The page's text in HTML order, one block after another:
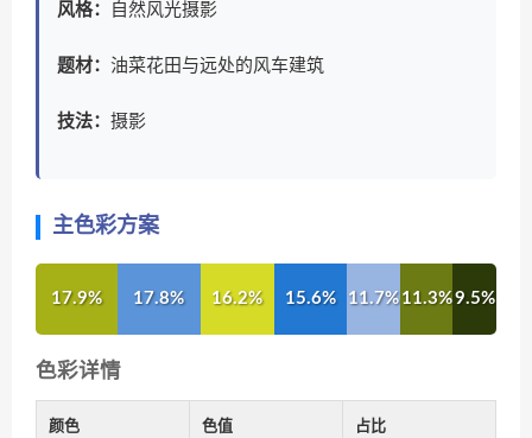
风格： 自然风光摄影
题材： 油菜花田与远处的风车建筑
技法： 摄影
主色彩方案
17.9% 17.8% 16.2% 15.6% 11.7%11.3%9.5%
色彩详情
颜色 色值 占比